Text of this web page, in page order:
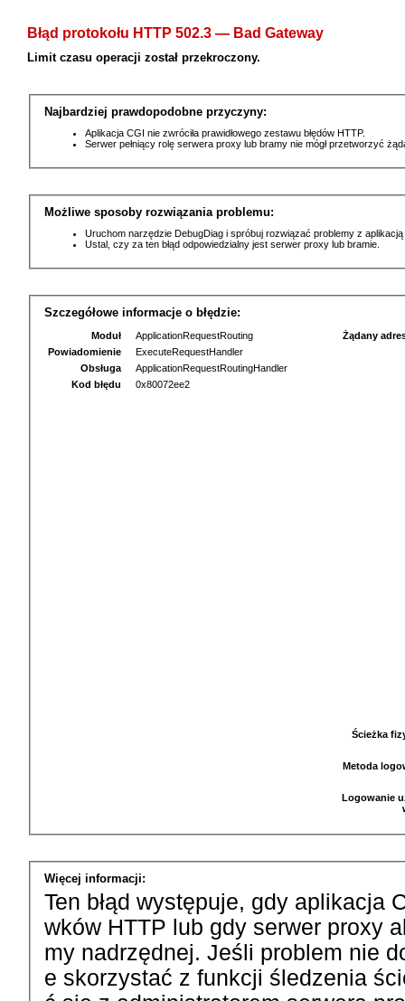
Błąd protokołu HTTP 502.3 — Bad Gateway
Limit czasu operacji został przekroczony.
Najbardziej prawdopodobne przyczyny:
Aplikacja CGI nie zwróciła prawidłowego zestawu błędów HTTP.
Serwer pełniący rolę serwera proxy lub bramy nie mógł przetworzyć
Możliwe sposoby rozwiązania problemu:
Uruchom narzędzie DebugDiag i spróbuj rozwiązać problemy z
Ustal, czy za ten błąd odpowiedzialny jest serwer proxy lub bramie.
Szczegółowe informacje o błędzie:
Moduł
ApplicationRequestRouting
Powiadomienie
ExecuteRequestHandler
Obsługa
ApplicationRequestRoutingHandler
Kod błędu
0x80072ee2
Żądany
Ścieżka
Metoda
Logowanie
Więcej informacji:
Ten błąd występuje, gdy aplikacja
wków HTTP lub gdy serwer proxy
my nadrzędnej. Jeśli problem nie
e skorzystać z funkcji śledzenia